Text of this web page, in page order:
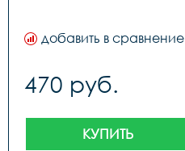
добавить в сравнение
470 руб.
КУПИТЬ